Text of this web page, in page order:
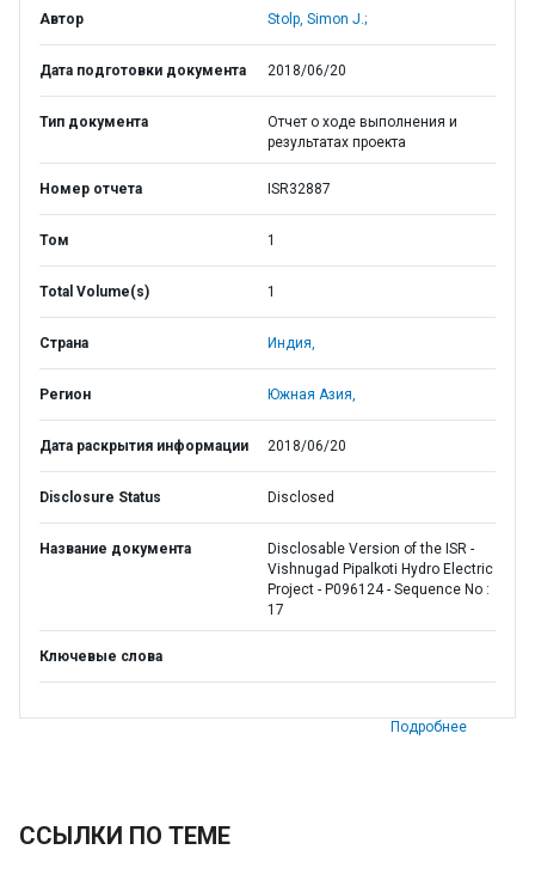
Автор Stolp, Simon J.;
Дата подготовки документа 2018/06/20
Тип документа
Отчет о ходе выполнения и
результатах проекта
Номер отчета ISR32887
Том 1
Total Volume(s) 1
Страна Индия,
Регион Южная Азия,
Дата раскрытия информации 2018/06/20
Disclosure Status Disclosed
Название документа
Disclosable Version of the ISR -
Vishnugad Pipalkoti Hydro Electric
Project - P096124 - Sequence No :
17
Ключевые слова
Подробнее
ССЫЛКИ ПО ТЕМЕ